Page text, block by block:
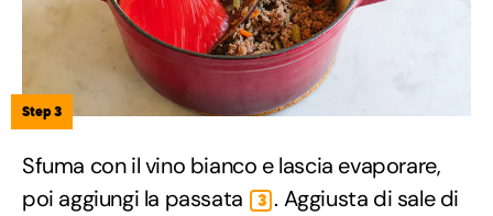
Step 3
Sfuma con il vino bianco e lascia evaporare,
poi aggiungi la passata
3 . Aggiusta di sale di